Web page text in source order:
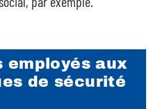
employés aux
de sécurité